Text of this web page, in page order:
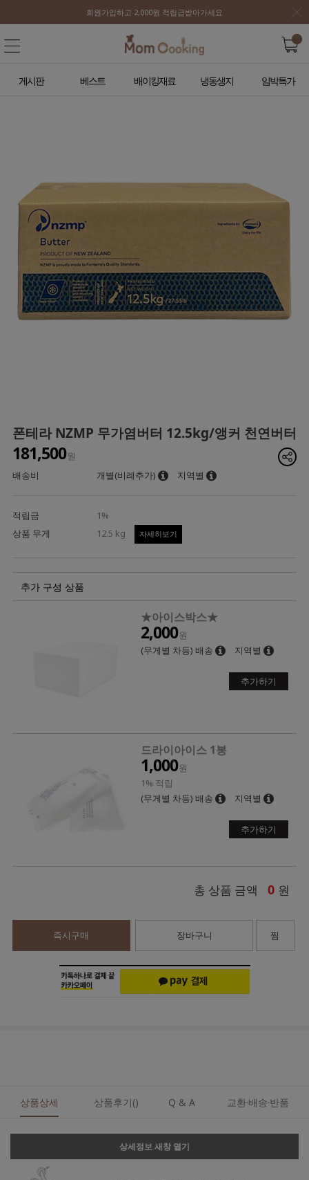
회원가입하고 2,000원 적립금받아가세요
게시판 베스트 배이킹재료 냉동생지 임박특가
폰테라 NZMP 무가염버터 12.5kg/앵커 천연버터
181,500원
배송비
개별(비례추가) 지역별
적립금
1%
상품 무게
12.5 kg 자세히보기
추가 구성 상품
★아이스박스★
2,000원
(무게별 차등) 배송
지역별
추가하기
드라이아이스 1봉
1,000원
1% 적립
(무게별 차등) 배송
지역별
추가하기
총 상품 금액 0 원
즉시구매 장바구니 찜
상품상세 상품후기() Q & A 교환·배송·반품
상세정보 새창 열기